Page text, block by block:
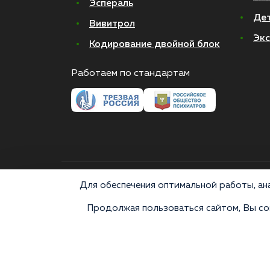
Эспераль
Вивитрол
Кодирование двойной блок
Работаем по стандартам
© 2026 Все права защищены
Медицинские услуги оказываются ООО "М-
аналогов карается в соответствии с законом
консультацию врача. Постановка диагноза и
информационными и не относятся к медицинским
Для обеспечения оптимальной работы,
Продолжая пользоваться сайтом, Вы